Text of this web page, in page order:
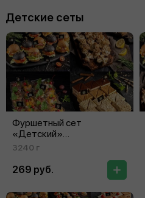
Детские сеты
Фуршетный сет
«Детский»
на 5‑10 персон
3240 г
269 руб.